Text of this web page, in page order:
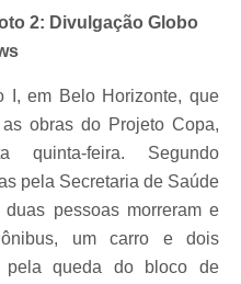
2: Divulgação Globo
I, em Belo Horizonte, que
obras do Projeto Copa,
quinta-feira. Segundo
pela Secretaria de Saúde
pessoas morreram e
um carro e dois
pela queda do bloco de